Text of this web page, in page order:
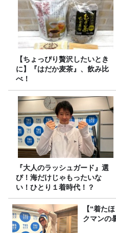
【ちょっぴり贅沢したいとき
に】『はだか麦茶』、飲み比
べ！
『大人のラッシュガード』選
び！海だけじゃもったいな
い！ひとり１着時代！？
【“着た
クマンの